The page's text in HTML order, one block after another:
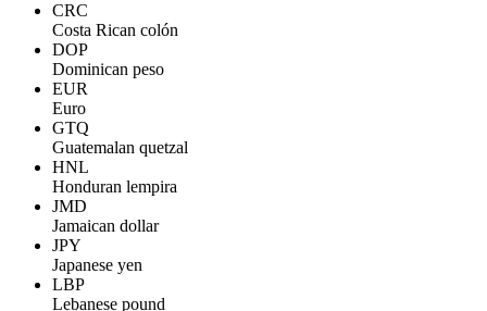
CRC
Costa Rican colón
DOP
Dominican peso
EUR
Euro
GTQ
Guatemalan quetzal
HNL
Honduran lempira
JMD
Jamaican dollar
JPY
Japanese yen
LBP
Lebanese pound